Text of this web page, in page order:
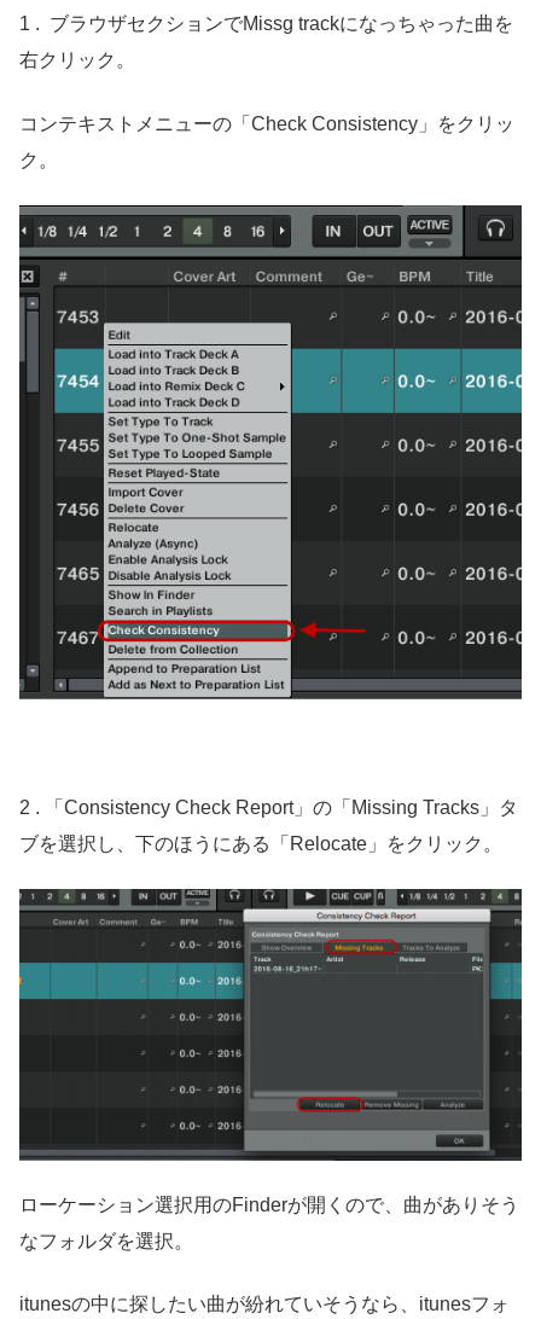
1 . ブラウザセクションでMissg trackになっちゃった曲を
右クリック。
コンテキストメニューの「Check Consistency」をクリッ
ク。
2 . 「Consistency Check Report」の「Missing Tracks」タ
ブを選択し、下のほうにある「Relocate」をクリック。
ローケーション選択用のFinderが開くので、曲がありそう
なフォルダを選択。
itunesの中に探したい曲が紛れていそうなら、itunesフォ